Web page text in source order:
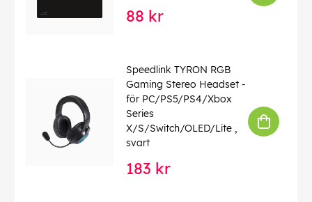
88 kr
Speedlink TYRON RGB
Gaming Stereo Headset -
för PC/PS5/PS4/Xbox
Series
X/S/Switch/OLED/Lite ,
svart
183 kr